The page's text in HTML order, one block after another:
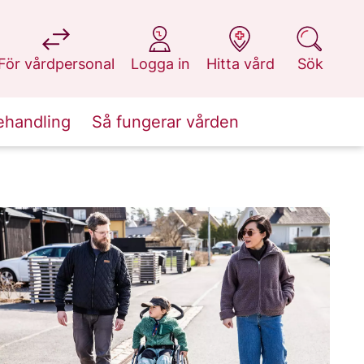
vårdpersonal
på 1177.se
Logga in
på 1177.se
Hitta vård
på 1177.se
Sök
på 1177.se
Så fungerar vården